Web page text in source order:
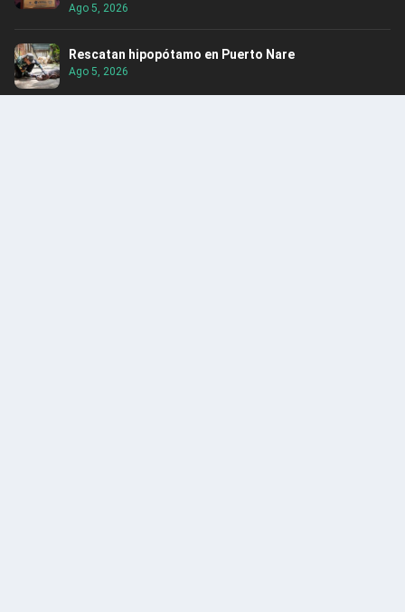
Ago 5, 2026
Rescatan hipopótamo en Puerto Nare
Ago 5, 2026